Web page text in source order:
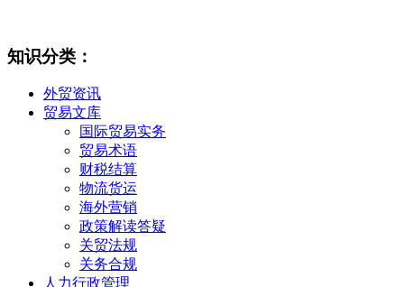
知识分类：
外贸资讯
贸易文库
国际贸易实务
贸易术语
财税结算
物流货运
海外营销
政策解读答疑
关贸法规
关务合规
人力行政管理